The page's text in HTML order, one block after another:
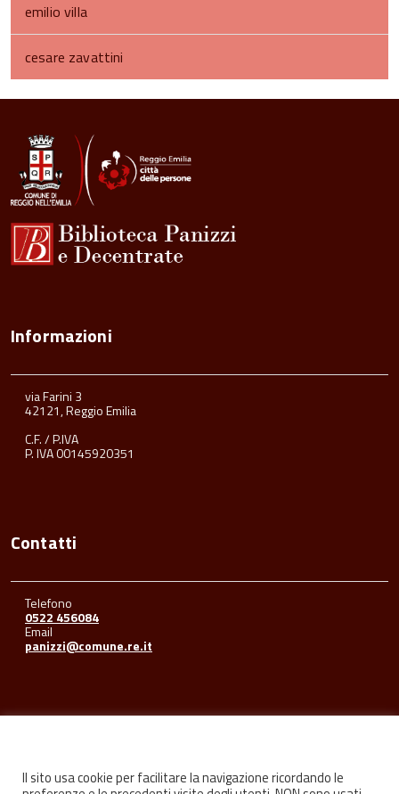
emilio villa
cesare zavattini
all'inizio
contenuto
Informazioni
via Farini 3
42121, Reggio Emilia
C.F. / P.IVA
P. IVA 00145920351
Contatti
Telefono
0522 456084
Email
panizzi@comune.re.it
Il sito usa cookie per facilitare la navigazione ricordando le